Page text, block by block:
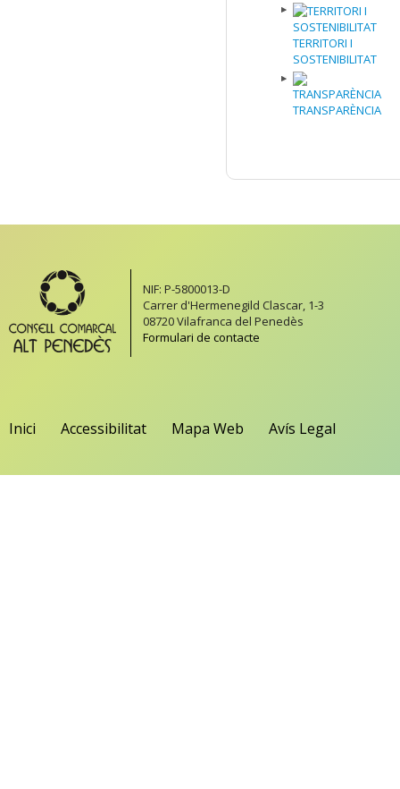
TERRITORI I
SOSTENIBILITAT
TRANSPARÈNCIA
NIF: P-5800013-D
Carrer d'Hermenegild Clascar, 1-3
08720 Vilafranca del Penedès
Formulari de contacte
Inici Accessibilitat Mapa Web Avís Legal